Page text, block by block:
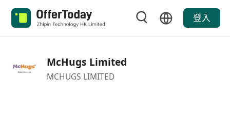
登入
McHugs Limited
MCHUGS LIMITED